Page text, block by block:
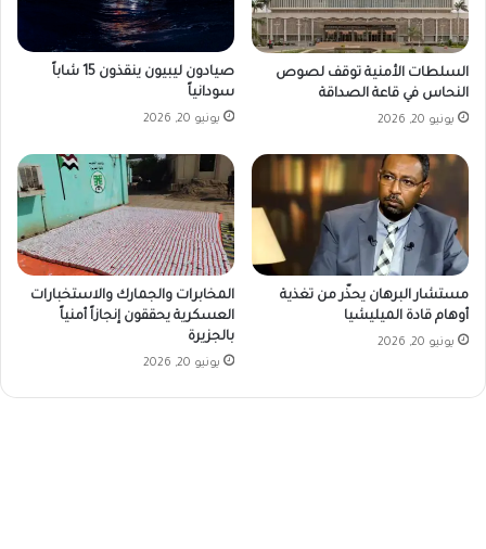
السلطات الأمنية توقف لصوص
النحاس في قاعة الصداقة
يونيو 20, 2026
صيادون ليبيون ينقذون 15 شاباً
سودانياً
يونيو 20, 2026
مستشار البرهان يحذّر من تغذية
أوهام قادة الميليشيا
يونيو 20, 2026
المخابرات والجمارك والاستخبارات
العسكرية يحققون إنجازاً أمنياً
بالجزيرة
يونيو 20, 2026